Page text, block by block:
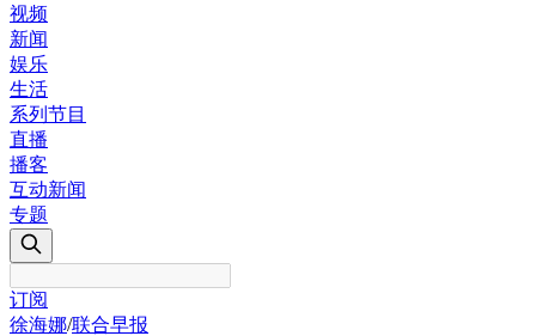
视频
新闻
娱乐
生活
系列节目
直播
播客
互动新闻
专题
订阅
徐海娜/联合早报